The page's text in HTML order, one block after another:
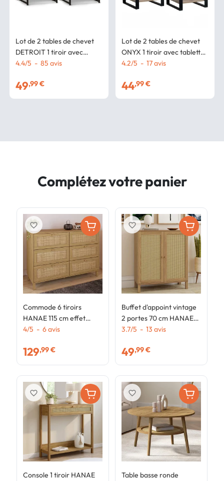
Lot de 2 tables de chevet
DETROIT 1 tiroir avec
tablette bois et métal noir
4.4/5 - 85 avis
49,99 €
Lot de 2 tables de chevet
ONYX 1 tiroir avec tablette
bois et noir
4.2/5 - 17avis
44,99 €
Complétez votre panier
Commode 6 tiroirs
HANAE 115 cm effet
naturel cannage
4/5 - 6avis
129,99 €
favorite_border
Console 1 tiroir HANAE
favorite_border
Buffet d'appoint vintage
2 portes 70 cm HANAE
effet naturel cannage
3.7/5 - 13 avis
49,99 €
favorite_border
Table basse ronde
favorite_border